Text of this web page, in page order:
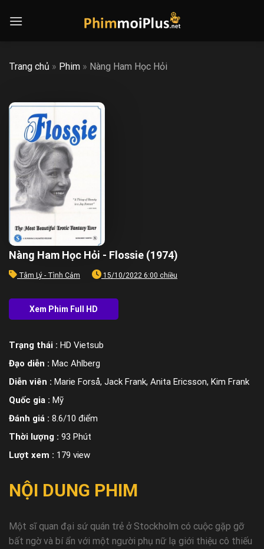
Trang chủ » Phim » Nàng Ham Học Hỏi
Nàng Ham Học Hỏi - Flossie (1974)
Tâm Lý - Tình Cảm 15/10/2022 6:00 chiều
Trạng thái : HD Vietsub
Đạo diễn : Mac Ahlberg
Diễn viên : Marie Forså, Jack Frank, Anita Ericsson, Kim Frank
Quốc gia : Mỹ
Đánh giá : 8.6/10 điểm
Thời lượng : 93 Phút
Lượt xem : 179 view
NỘI DUNG PHIM
Một sĩ quan đại sứ quán trẻ ở Stockholm có cuộc gặp gỡ
bất ngờ và bí ẩn với một người phụ nữ lạ giới thiệu cô thiếu